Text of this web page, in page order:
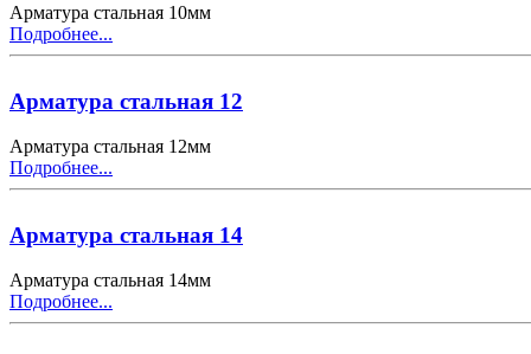
Арматура стальная 10мм
Подробнее...
Арматура стальная 12
Арматура стальная 12мм
Подробнее...
Арматура стальная 14
Арматура стальная 14мм
Подробнее...